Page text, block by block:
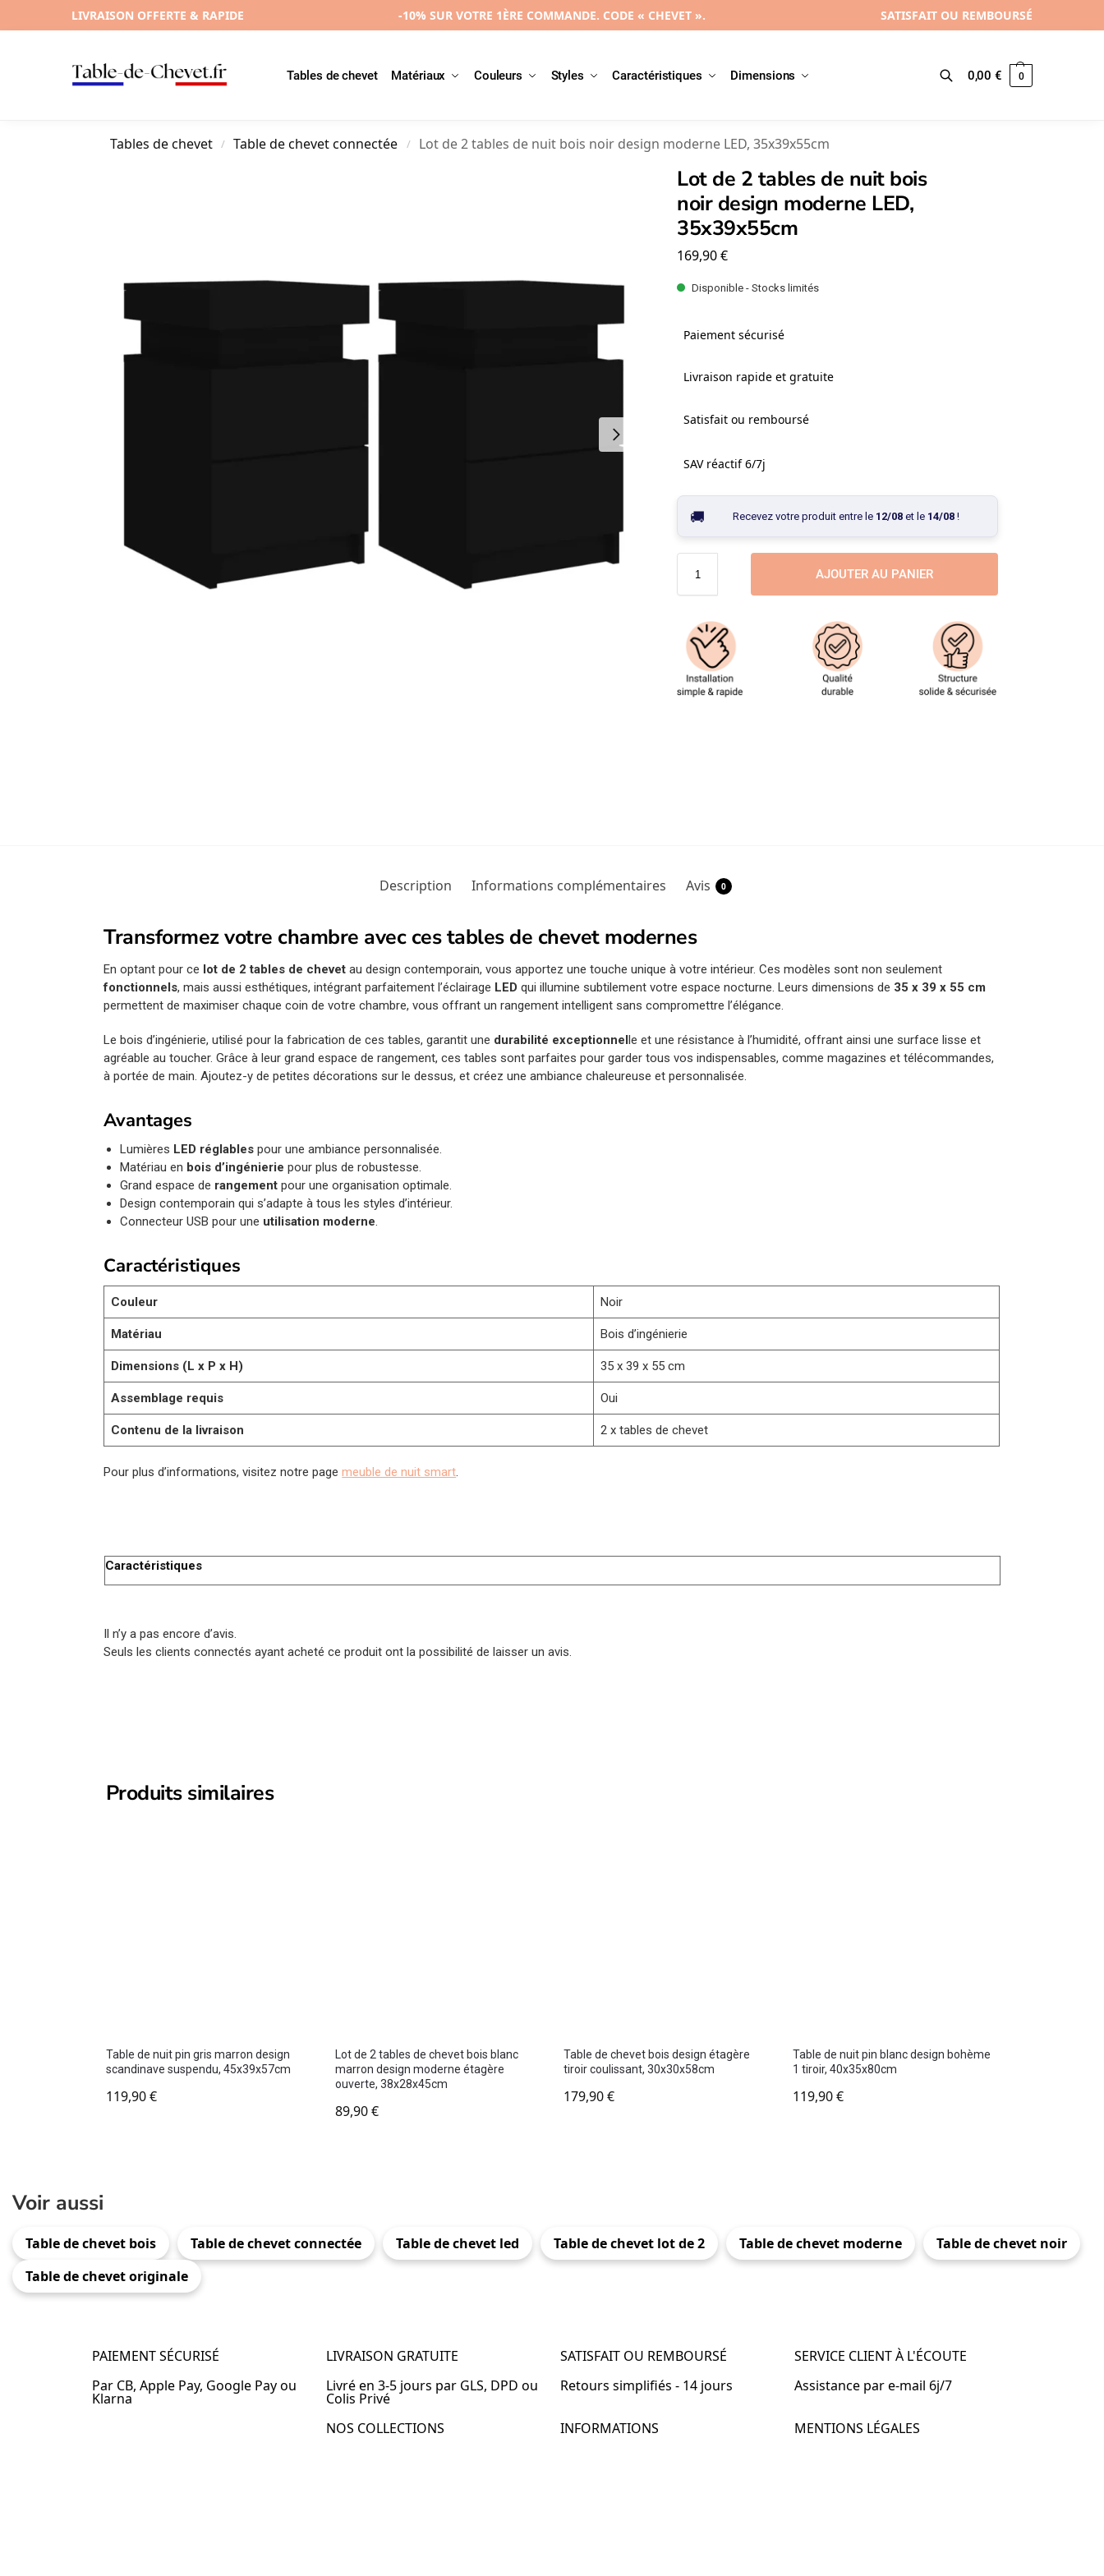
LIVRAISON OFFERTE & RAPIDE -10% SUR VOTRE 1ÈRE COMMANDE. CODE « CHEVET ». SATISFAIT OU REMBOURSÉ
Tables de chevet Matériaux Couleurs Styles Caractéristiques Dimensions
Recherche 0,00€ 0
Tables de chevet / Table de chevet connectée / Lot de 2 tables de nuit bois noir design moderne LED, 35x39x55cm
Lot de 2 tables de nuit bois
noir design moderne LED,
35x39x55cm
169,90€
Disponible - Stocks limités
Paiement sécurisé
Livraison rapide et gratuite
Satisfait ou remboursé
SAV réactif 6/7j
Recevez votre produit entre le 12/08et le 14/08!
AJOUTER AU PANIER
Description Informations complémentaires Avis 0
Transformez votre chambre avec ces tables de chevet modernes
En optant pour ce lot de 2 tables de chevet au design contemporain, vous apportez une touche unique à votre intérieur. Ces modèles sont non seulement
fonctionnels, mais aussi esthétiques, intégrant parfaitement l’éclairage LED qui illumine subtilement votre espace nocturne. Leurs dimensions de 35 x 39 x 55 cm
permettent de maximiser chaque coin de votre chambre, vous offrant un rangement intelligent sans compromettre l’élégance.
Le bois d’ingénierie, utilisé pour la fabrication de ces tables, garantit une durabilité exceptionnelle et une résistance à l’humidité, offrant ainsi une surface lisse et
agréable au toucher. Grâce à leur grand espace de rangement, ces tables sont parfaites pour garder tous vos indispensables, comme magazines et télécommandes,
à portée de main. Ajoutez-y de petites décorations sur le dessus, et créez une ambiance chaleureuse et personnalisée.
Avantages
Lumières LED réglables pour une ambiance personnalisée.
Matériau en bois d’ingénierie pour plus de robustesse.
Grand espace de rangement pour une organisation optimale.
Design contemporain qui s’adapte à tous les styles d’intérieur.
Connecteur USB pour une utilisation moderne.
Caractéristiques
Couleur Noir
Matériau Bois d’ingénierie
Dimensions (L x P x H) 35 x 39 x 55 cm
Assemblage requis Oui
Contenu de la livraison 2 x tables de chevet
Pour plus d’informations, visitez notre pagemeuble de nuit smart.
Caractéristiques
Il n’y a pas encore d’avis.
Seuls les clients connectés ayant acheté ce produit ont la possibilité de laisser un avis.
Produits similaires
Table de nuit pin gris marron design
scandinave suspendu, 45x39x57cm
119,90€
Lot de 2 tables de chevet bois blanc
marron design moderne étagère
ouverte, 38x28x45cm
89,90€
Table de chevet bois design étagère
tiroir coulissant, 30x30x58cm
179,90€
Table de nuit pin blanc design bohème
1 tiroir, 40x35x80cm
119,90€
Voir aussi
Table de chevet bois Table de chevet connectée Table de chevet led Table de chevet lot de 2 Table de chevet moderne
Table de chevet noir
Table de chevet originale
PAIEMENT SÉCURISÉ
Par CB, Apple Pay, Google Pay ou
Klarna
LIVRAISON GRATUITE
Livré en 3-5 jours par GLS, DPD ou
Colis Privé
SATISFAIT OU REMBOURSÉ
Retours simplifiés - 14 jours
SERVICE CLIENT À L'ÉCOUTE
Assistance par e-mail 6j/7
NOS COLLECTIONS
INFORMATIONS
MENTIONS LÉGALES